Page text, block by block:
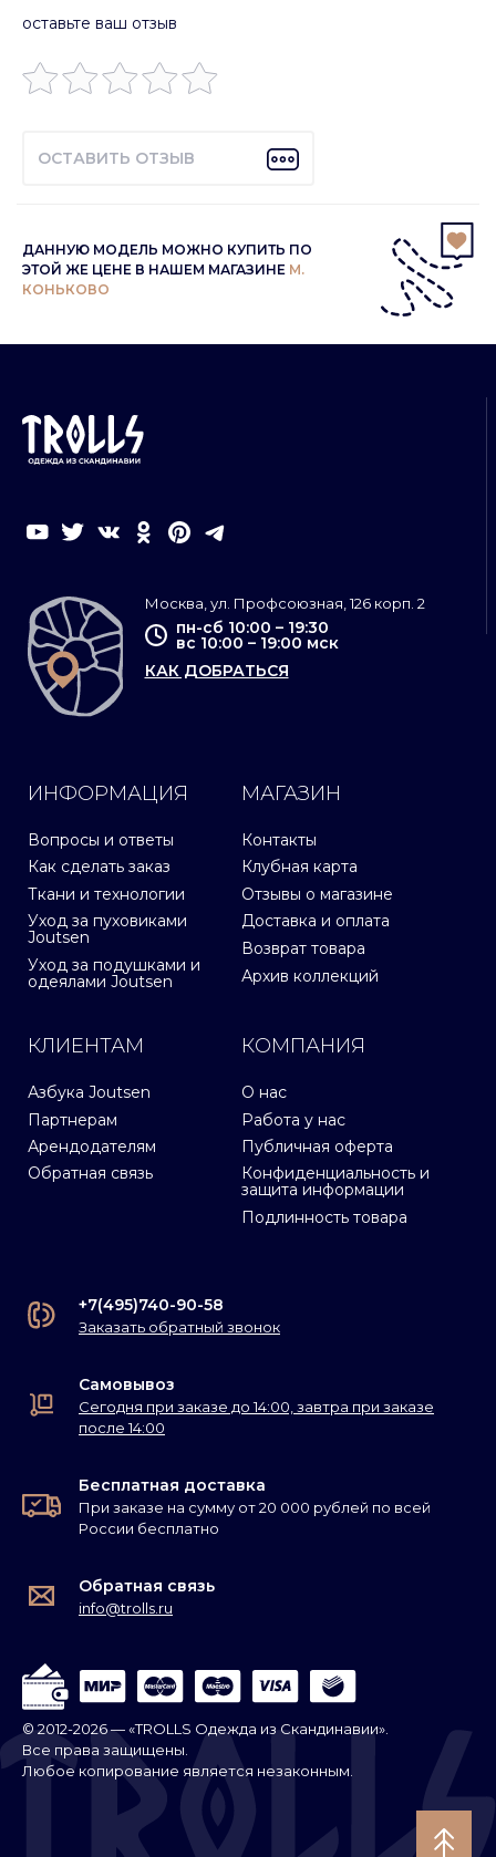
оставьте ваш отзыв
ОСТАВИТЬ ОТЗЫВ
ДАННУЮ МОДЕЛЬ МОЖНО КУПИТЬ ПО
ЭТОЙ ЖЕ ЦЕНЕ В НАШЕМ МАГАЗИНЕ М.
КОНЬКОВО
ИНФОРМАЦИЯ
Вопросы и ответы
Как сделать заказ
Ткани и технологии
Уход за пуховиками
Joutsen
Уход за подушками и
одеялами Joutsen
МАГАЗИН
Контакты
Клубная карта
Отзывы о магазине
Доставка и оплата
Возврат товара
Архив коллекций
КЛИЕНТАМ
Азбука Joutsen
Партнерам
Арендодателям
Обратная связь
КОМПАНИЯ
О нас
Работа у нас
Публичная оферта
Конфиденциальность и
защита информации
Подлинность товара
Москва, ул. Профсоюзная, 126 корп. 2
пн-сб 10:00 – 19:30
вс 10:00 – 19:00 мск
КАК ДОБРАТЬСЯ
+7(495)740-90-58
Заказать обратный звонок
Самовывоз
Сегодня при заказе до 14:00, завтра при заказе
после 14:00
Бесплатная доставка
При заказе на сумму от 20 000 рублей по всей
России бесплатно
Обратная связь
info@trolls.ru
© 2012-2026 — «TROLLS Одежда из Скандинавии».
Все права защищены.
Любое копирование является незаконным.